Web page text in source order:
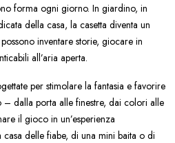
forma ogni giorno. In giardino, in
della casa, la casetta diventa un
inventare storie, giocare in
all’aria aperta.
per stimolare la fantasia e favorire
dalla porta alle finestre, dai colori alle
il gioco in un’esperienza
delle fiabe, di una mini baita o di